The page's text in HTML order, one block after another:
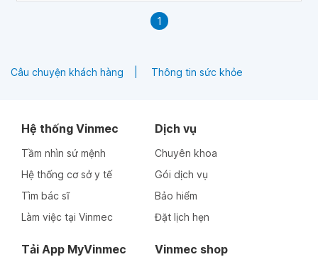
1
Câu chuyện khách hàng Thông tin sức khỏe
Hệ thống Vinmec
Tầm nhìn sứ mệnh
Hệ thống cơ sở y tế
Tìm bác sĩ
Làm việc tại Vinmec
Dịch vụ
Chuyên khoa
Gói dịch vụ
Bảo hiểm
Đặt lịch hẹn
Tải App MyVinmec Vinmec shop